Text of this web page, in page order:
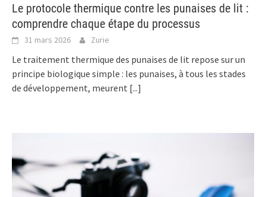
Le protocole thermique contre les punaises de lit :
comprendre chaque étape du processus
31 mars 2026 Zurie
Le traitement thermique des punaises de lit repose sur un
principe biologique simple : les punaises, à tous les stades
de développement, meurent [...]